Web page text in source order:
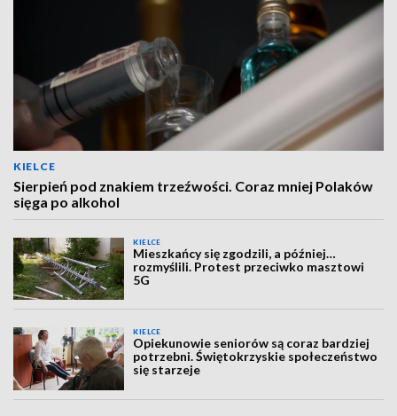
KIELCE
Sierpień pod znakiem trzeźwości. Coraz mniej Polaków
sięga po alkohol
KIELCE
Mieszkańcy się zgodzili, a później…
rozmyślili. Protest przeciwko masztowi
5G
KIELCE
Opiekunowie seniorów są coraz bardziej
potrzebni. Świętokrzyskie społeczeństwo
się starzeje